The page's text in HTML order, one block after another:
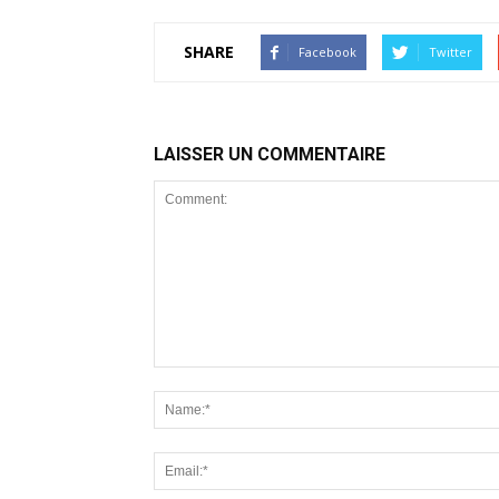
SHARE Facebook Twitter
LAISSER UN COMMENTAIRE